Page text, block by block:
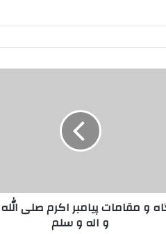
و مقامات پیامبر اکرم صلی
و اله و سلم